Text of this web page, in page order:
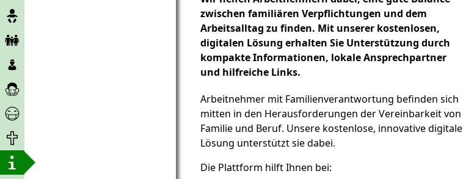
Schwangerschaft
Kind
und
Familie
Kinder
Minderjährige
Pflege
und
Fürsorge
Corona-
Hilfe
Lebensende
Über
das
zwischen familiären Verpflichtungen und dem
Arbeitsalltag zu finden. Mit unserer kostenlosen,
digitalen Lösung erhalten Sie Unterstützung durch
kompakte Informationen, lokale Ansprechpartner
und hilfreiche Links.
Arbeitnehmer mit Familienverantwortung befinden sich
mitten in den Herausforderungen der Vereinbarkeit von
Familie und Beruf. Unsere kostenlose, innovative digitale
Lösung unterstützt sie dabei.
Die Plattform hilft Ihnen bei: